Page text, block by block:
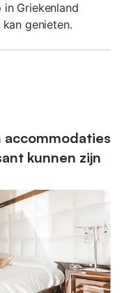
in Griekenland
genieten.
kunnen zijn